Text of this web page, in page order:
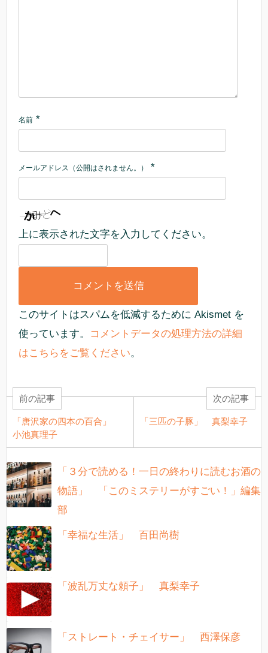
名前 *
メールアドレス（公開はされません。） *
上に表示された文字を入力してください。
このサイトはスパムを低減するために Akismet を
使っています。
コメントデータの処理方法の詳細
はこちらをご覧ください。
前の記事
「唐沢家の四本の百合」
小池真理子
次の記事
「三匹の子豚」 真梨幸子
「３分で読める！一日の終わりに読むお酒の
物語」 「このミステリーがすごい！」編集
部
「幸福な生活」 百田尚樹
「波乱万丈な頼子」 真梨幸子
「ストレート・チェイサー」 西澤保彦